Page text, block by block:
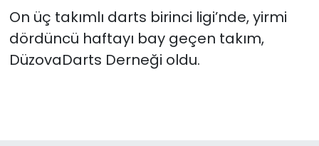
On üç takımlı darts birinci ligi’nde, yirmi
dördüncü haftayı bay geçen takım,
DüzovaDarts Derneği oldu.